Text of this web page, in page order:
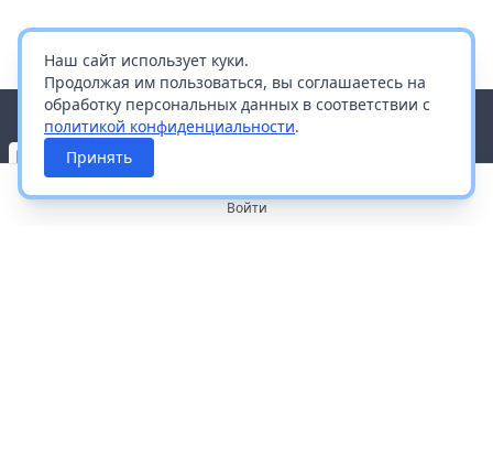
Наш сайт использует куки.
Продолжая им пользоваться, вы соглашаетесь на
обработку персональных данных в соответствии с
политикой конфиденциальности.
Принять
Войти